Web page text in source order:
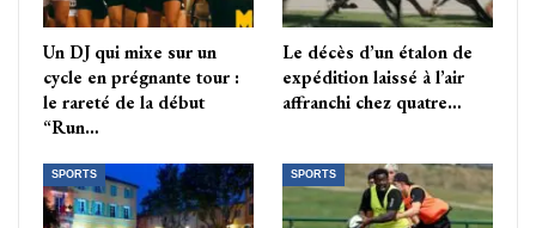
Un DJ qui mixe sur un
cycle en prégnante tour :
le rareté de la début
“Run…
Le décès d’un étalon de
expédition laissé à l’air
affranchi chez quatre…
SPORTS SPORTS